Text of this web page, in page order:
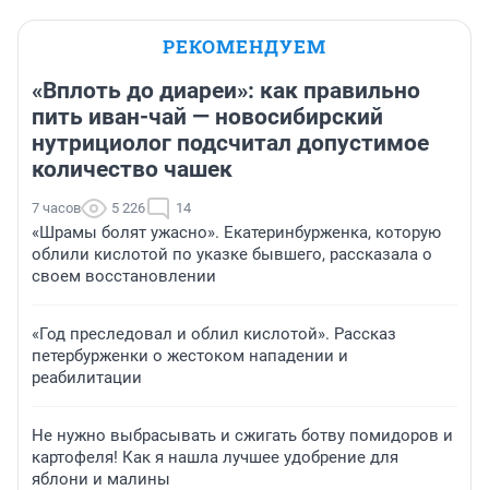
РЕКОМЕНДУЕМ
«Вплоть до диареи»: как правильно
пить иван-чай — новосибирский
нутрициолог подсчитал допустимое
количество чашек
7 часов 5 226 14
«Шрамы болят ужасно». Екатеринбурженка, которую
облили кислотой по указке бывшего, рассказала о
своем восстановлении
«Год преследовал и облил кислотой». Рассказ
петербурженки о жестоком нападении и
реабилитации
Не нужно выбрасывать и сжигать ботву помидоров и
картофеля! Как я нашла лучшее удобрение для
яблони и малины